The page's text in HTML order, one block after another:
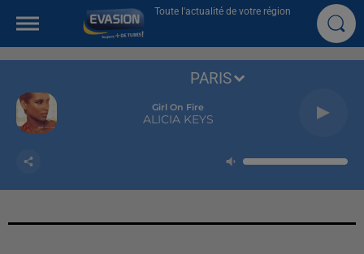
Toute l'actualité de votre région
Girl On Fire
ALICIA KEYS
PARIS